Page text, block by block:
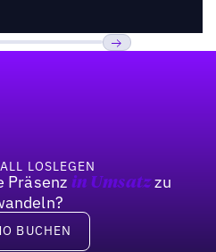
LOSLEGEN
Präsenz in Umsatzzu
BUCHEN